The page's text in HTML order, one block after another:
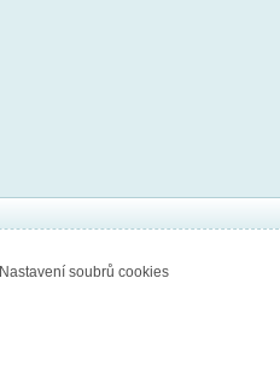
Nastavení soubrů cookies